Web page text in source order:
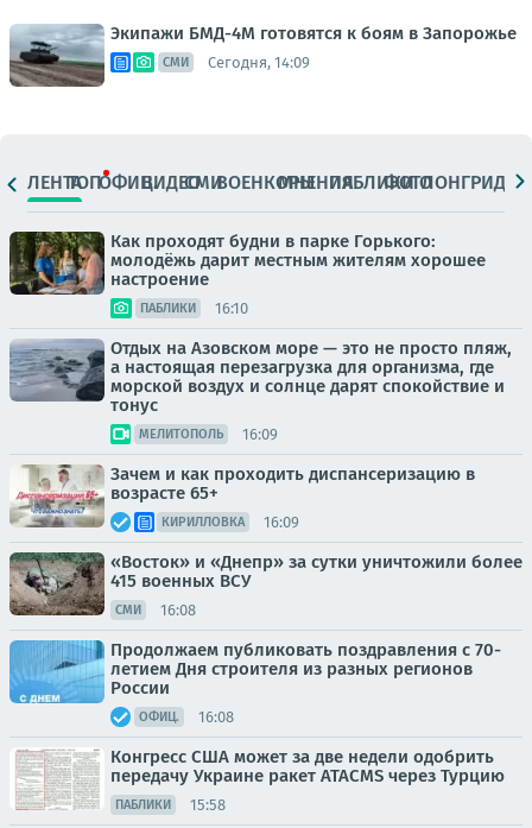
Экипажи БМД-4М готовятся к боям в Запорожье
СМИ Сегодня, 14:09
ЛЕНТАТОПОФИЦ.ВИДЕОСМИВОЕНКОРЫМНЕНИЯПАБЛИКИ
ФОТОЛОНГРИДЫ
Как проходят будни в парке Горького:
молодёжь дарит местным жителям хорошее
настроение
ПАБЛИКИ 16:10
Отдых на Азовском море — это не просто пляж,
а настоящая перезагрузка для организма, где
морской воздух и солнце дарят спокойствие и
тонус
МЕЛИТОПОЛЬ 16:09
Зачем и как проходить диспансеризацию в
возрасте 65+
КИРИЛЛОВКА 16:09
«Восток» и «Днепр» за сутки уничтожили более
415 военных ВСУ
СМИ 16:08
Продолжаем публиковать поздравления с 70-
летием Дня строителя из разных регионов
России
ОФИЦ. 16:08
Конгресс США может за две недели одобрить
передачу Украине ракет ATACMS через Турцию
ПАБЛИКИ 15:58